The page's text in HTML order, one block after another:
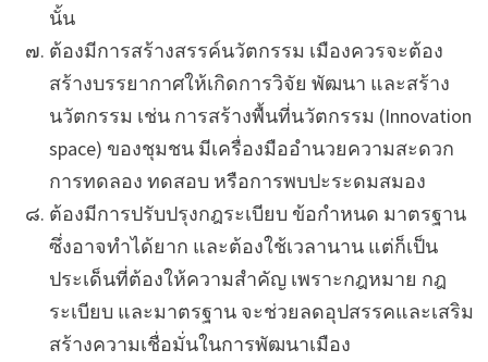
นั้น
ต้องมีการสร้างสรรค์นวัตกรรม เมืองควรจะต้อง
สร้างบรรยากาศให้เกิดการวิจัย พัฒนา และสร้าง
นวัตกรรม เช่น การสร้างพื้นที่นวัตกรรม (Innovation
space) ของชุมชน มีเครื่องมืออำนวยความสะดวก
การทดลอง ทดสอบ หรือการพบปะระดมสมอง
ต้องมีการปรับปรุงกฎระเบียบ ข้อกำหนด มาตรฐาน
ซึ่งอาจทำได้ยาก และต้องใช้เวลานาน แต่ก็เป็น
ประเด็นที่ต้องให้ความสำคัญ เพราะกฎหมาย กฎ
ระเบียบ และมาตรฐาน จะช่วยลดอุปสรรคและเสริม
สร้างความเชื่อมั่นในการพัฒนาเมือง